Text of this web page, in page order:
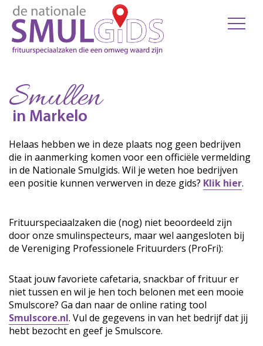
Smullen
in Markelo
Helaas hebben we in deze plaats nog geen bedrijven
die in aanmerking komen voor een officiële vermelding
in de Nationale Smulgids. Wil je weten hoe bedrijven
een positie kunnen verwerven in deze gids? Klik hier.
Frituurspeciaalzaken die (nog) niet beoordeeld zijn
door onze smulinspecteurs, maar wel aangesloten bij
de Vereniging Professionele Frituurders (ProFri):
Staat jouw favoriete cafetaria, snackbar of frituur er
niet tussen en wil je hen toch belonen met een mooie
Smulscore? Ga dan naar de online rating tool
Smulscore.nl. Vul de gegevens in van het bedrijf dat jij
hebt bezocht en geef je Smulscore.